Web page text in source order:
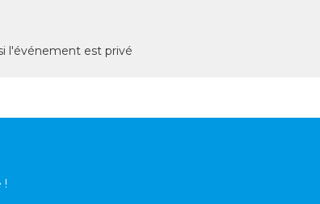
l'événement est privé
!